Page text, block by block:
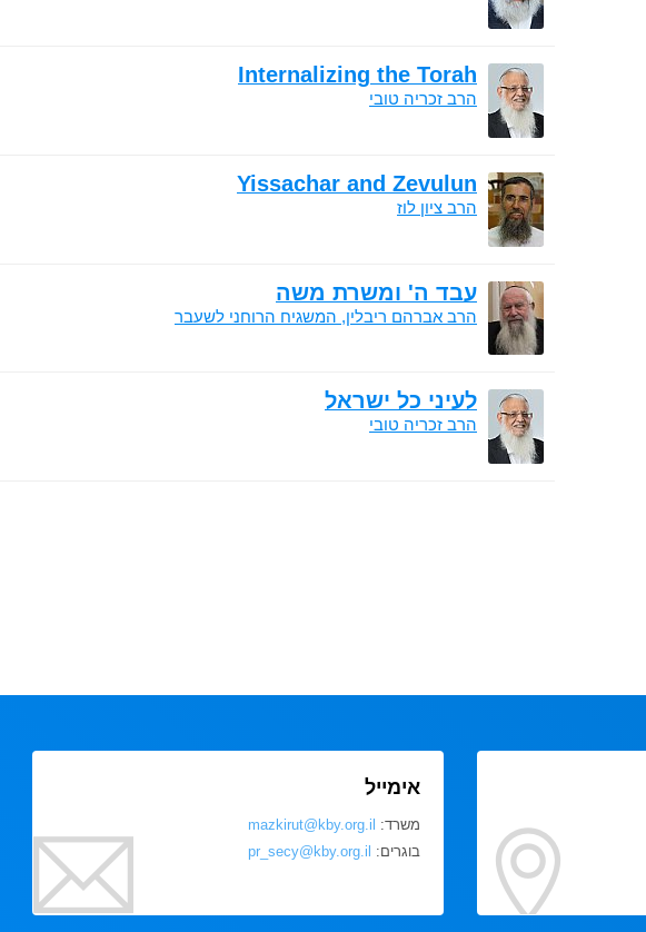
Internalizing the Torah
הרב זכריה טובי
Yissachar and Zevulun
הרב ציון לוז
עבד ה' ומשרת משה
הרב אברהם ריבלין, המשגיח הרוחני לשעבר
לעיני כל ישראל
הרב זכריה טובי
אימייל
משרד: mazkirut@kby.org.il
בוגרים: pr_secy@kby.org.il